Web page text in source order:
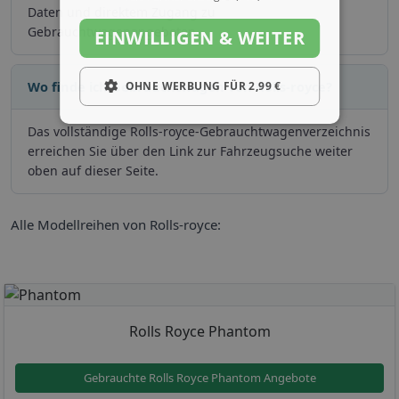
Daten und direktem Zugang zu
Gebrauchtwagenangeboten.
Wo finde ich Gebrauchtwagen von Rolls-royce?
Das vollständige Rolls-royce-Gebrauchtwagenverzeichnis
erreichen Sie über den Link zur Fahrzeugsuche weiter
oben auf dieser Seite.
Alle Modellreihen von Rolls-royce:
Rolls Royce Phantom
Gebrauchte Rolls Royce Phantom Angebote
EINWILLIGEN & WEITER
OHNE WERBUNG FÜR 2,99 €